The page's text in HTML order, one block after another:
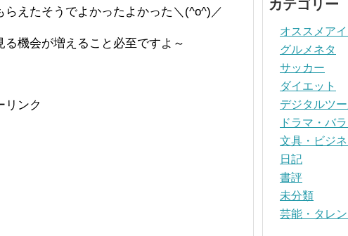
えたそうでよかったよかった＼(^o^)／
機会が増えること必至ですよ～
リンク
カテゴリー
オススメア
グルメネタ
サッカー
ダイエット
デジタルツ
ドラマ・バ
文具・ビジ
日記
書評
未分類
芸能・タレ